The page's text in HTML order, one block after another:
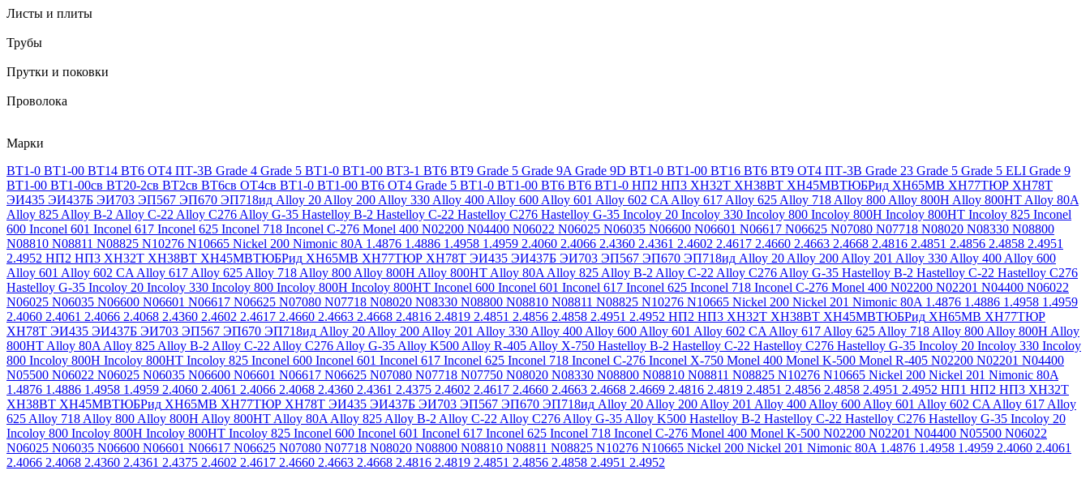
Листы и плиты
Трубы
Прутки и поковки
Проволока
Марки
ВТ1-0 ВТ1-00 ВТ14 ВТ6 ОТ4 ПТ-3В Grade 4 Grade 5 ВТ1-0 ВТ1-00 ВТ3-1 ВТ6 ВТ9 Grade 5 Grade 9A Grade 9D ВТ1-0 ВТ1-00 ВТ16 ВТ6 ВТ9 ОТ4 ПТ-3В Grade 23 Grade 5 Grade 5 ELI Grade 9
ВТ1-00 ВТ1-00св ВТ20-2св ВТ2св ВТ6св ОТ4св ВТ1-0 ВТ1-00 ВТ6 ОТ4 Grade 5 ВТ1-0 ВТ1-00 ВТ6 ВТ6 ВТ1-0 НП2 НП3 ХН32Т ХН38ВТ ХН45МВТЮБРид ХН65МВ ХН77ТЮР ХН78Т
ЭИ435 ЭИ437Б ЭИ703 ЭП567 ЭП670 ЭП718ид Alloy 20 Alloy 200 Alloy 330 Alloy 400 Alloy 600 Alloy 601 Alloy 602 CA Alloy 617 Alloy 625 Alloy 718 Alloy 800 Alloy 800H Alloy 800HT Alloy 80A
Alloy 825 Alloy B-2 Alloy C-22 Alloy C276 Alloy G-35 Hastelloy B-2 Hastelloy C-22 Hastelloy C276 Hastelloy G-35 Incoloy 20 Incoloy 330 Incoloy 800 Incoloy 800H Incoloy 800HT Incoloy 825 Inconel
600 Inconel 601 Inconel 617 Inconel 625 Inconel 718 Inconel C-276 Monel 400 N02200 N04400 N06022 N06025 N06035 N06600 N06601 N06617 N06625 N07080 N07718 N08020 N08330 N08800
N08810 N08811 N08825 N10276 N10665 Nickel 200 Nimonic 80A 1.4876 1.4886 1.4958 1.4959 2.4060 2.4066 2.4360 2.4361 2.4602 2.4617 2.4660 2.4663 2.4668 2.4816 2.4851 2.4856 2.4858 2.4951
2.4952 НП2 НП3 ХН32Т ХН38ВТ ХН45МВТЮБРид ХН65МВ ХН77ТЮР ХН78Т ЭИ435 ЭИ437Б ЭИ703 ЭП567 ЭП670 ЭП718ид Alloy 20 Alloy 200 Alloy 201 Alloy 330 Alloy 400 Alloy 600
Alloy 601 Alloy 602 CA Alloy 617 Alloy 625 Alloy 718 Alloy 800 Alloy 800H Alloy 800HT Alloy 80A Alloy 825 Alloy B-2 Alloy C-22 Alloy C276 Alloy G-35 Hastelloy B-2 Hastelloy C-22 Hastelloy C276
Hastelloy G-35 Incoloy 20 Incoloy 330 Incoloy 800 Incoloy 800H Incoloy 800HT Inconel 600 Inconel 601 Inconel 617 Inconel 625 Inconel 718 Inconel C-276 Monel 400 N02200 N02201 N04400 N06022
N06025 N06035 N06600 N06601 N06617 N06625 N07080 N07718 N08020 N08330 N08800 N08810 N08811 N08825 N10276 N10665 Nickel 200 Nickel 201 Nimonic 80A 1.4876 1.4886 1.4958 1.4959
2.4060 2.4061 2.4066 2.4068 2.4360 2.4602 2.4617 2.4660 2.4663 2.4668 2.4816 2.4819 2.4851 2.4856 2.4858 2.4951 2.4952 НП2 НП3 ХН32Т ХН38ВТ ХН45МВТЮБРид ХН65МВ ХН77ТЮР
ХН78Т ЭИ435 ЭИ437Б ЭИ703 ЭП567 ЭП670 ЭП718ид Alloy 20 Alloy 200 Alloy 201 Alloy 330 Alloy 400 Alloy 600 Alloy 601 Alloy 602 CA Alloy 617 Alloy 625 Alloy 718 Alloy 800 Alloy 800H Alloy
800HT Alloy 80A Alloy 825 Alloy B-2 Alloy C-22 Alloy C276 Alloy G-35 Alloy K500 Alloy R-405 Alloy X-750 Hastelloy B-2 Hastelloy C-22 Hastelloy C276 Hastelloy G-35 Incoloy 20 Incoloy 330 Incoloy
800 Incoloy 800H Incoloy 800HT Incoloy 825 Inconel 600 Inconel 601 Inconel 617 Inconel 625 Inconel 718 Inconel C-276 Inconel X-750 Monel 400 Monel K-500 Monel R-405 N02200 N02201 N04400
N05500 N06022 N06025 N06035 N06600 N06601 N06617 N06625 N07080 N07718 N07750 N08020 N08330 N08800 N08810 N08811 N08825 N10276 N10665 Nickel 200 Nickel 201 Nimonic 80A
1.4876 1.4886 1.4958 1.4959 2.4060 2.4061 2.4066 2.4068 2.4360 2.4361 2.4375 2.4602 2.4617 2.4660 2.4663 2.4668 2.4669 2.4816 2.4819 2.4851 2.4856 2.4858 2.4951 2.4952 НП1 НП2 НП3 ХН32Т
ХН38ВТ ХН45МВТЮБРид ХН65МВ ХН77ТЮР ХН78Т ЭИ435 ЭИ437Б ЭИ703 ЭП567 ЭП670 ЭП718ид Alloy 20 Alloy 200 Alloy 201 Alloy 400 Alloy 600 Alloy 601 Alloy 602 CA Alloy 617 Alloy
625 Alloy 718 Alloy 800 Alloy 800H Alloy 800HT Alloy 80A Alloy 825 Alloy B-2 Alloy C-22 Alloy C276 Alloy G-35 Alloy K500 Hastelloy B-2 Hastelloy C-22 Hastelloy C276 Hastelloy G-35 Incoloy 20
Incoloy 800 Incoloy 800H Incoloy 800HT Incoloy 825 Inconel 600 Inconel 601 Inconel 617 Inconel 625 Inconel 718 Inconel C-276 Monel 400 Monel K-500 N02200 N02201 N04400 N05500 N06022
N06025 N06035 N06600 N06601 N06617 N06625 N07080 N07718 N08020 N08800 N08810 N08811 N08825 N10276 N10665 Nickel 200 Nickel 201 Nimonic 80A 1.4876 1.4958 1.4959 2.4060 2.4061
2.4066 2.4068 2.4360 2.4361 2.4375 2.4602 2.4617 2.4660 2.4663 2.4668 2.4816 2.4819 2.4851 2.4856 2.4858 2.4951 2.4952